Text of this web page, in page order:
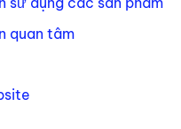
quan tâm